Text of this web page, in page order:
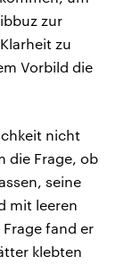
zur
zu
Vorbild die
nicht
die Frage, ob
seine
mit leeren
fand er
klebten